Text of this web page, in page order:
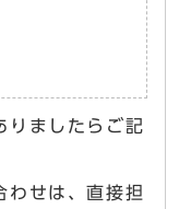
りましたらご記
わせは、直接担